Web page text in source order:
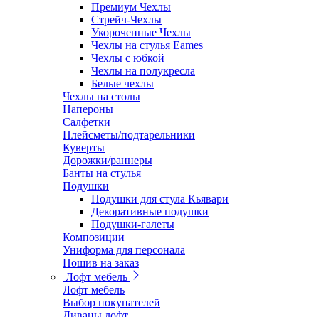
Премиум Чехлы
Стрейч-Чехлы
Укороченные Чехлы
Чехлы на стулья Eames
Чехлы с юбкой
Чехлы на полукресла
Белые чехлы
Чехлы на столы
Напероны
Салфетки
Плейсметы/подтарельники
Куверты
Дорожки/раннеры
Банты на стулья
Подушки
Подушки для стула Кьявари
Декоративные подушки
Подушки-галеты
Композиции
Униформа для персонала
Пошив на заказ
Лофт мебель
Лофт мебель
Выбор покупателей